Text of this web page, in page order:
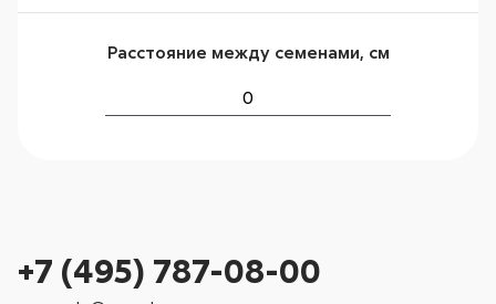
Расстояние между семенами, см
+7 (495) 787-08-00